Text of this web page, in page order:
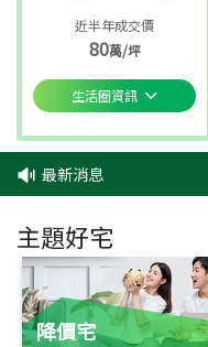
近半年成交價
80萬/坪
生活圈資訊
最新消息
主題好宅
降價宅